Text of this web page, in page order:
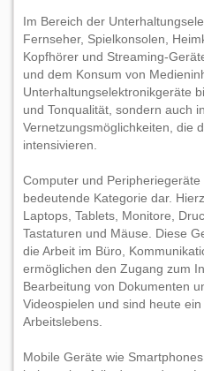
Im Bereich der
Fernseher, Spielkonsolen,
Kopfhörer und Streaming-
und dem Konsum von
Unterhaltungselektronikgeräte
und Tonqualität, sondern auch
Vernetzungsmöglichkeiten, die
intensivieren.
Computer und
bedeutende Kategorie dar.
Laptops, Tablets, Monitore,
Tastaturen und Mäuse. Diese
die Arbeit im Büro,
ermöglichen den Zugang zum
Bearbeitung von Dokumenten
Videospielen und sind heute
Arbeitslebens.
Mobile Geräte wie